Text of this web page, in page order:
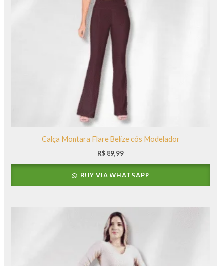
Calça Montara Flare Belize cós Modelador
R$ 89,99
BUY VIA WHATSAPP